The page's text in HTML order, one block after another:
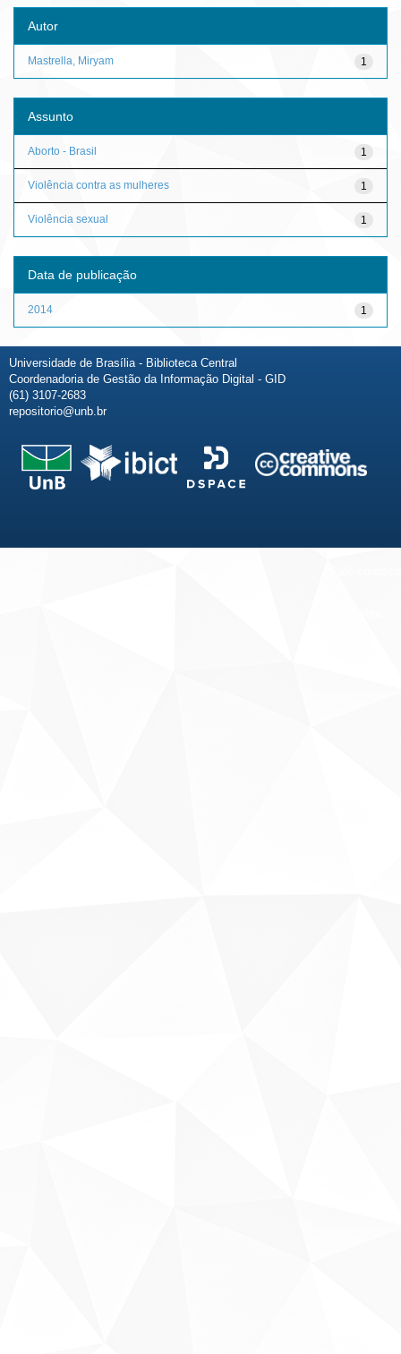
Autor
1
Mastrella, Miryam
Assunto
1
Aborto - Brasil
1
Violência contra as mulheres
1
Violência sexual
Data de publicação
1
2014
Universidade de Brasília - Biblioteca Central
Coordenadoria de Gestão da Informação Digital - GID
(61) 3107-2683
repositorio@unb.br